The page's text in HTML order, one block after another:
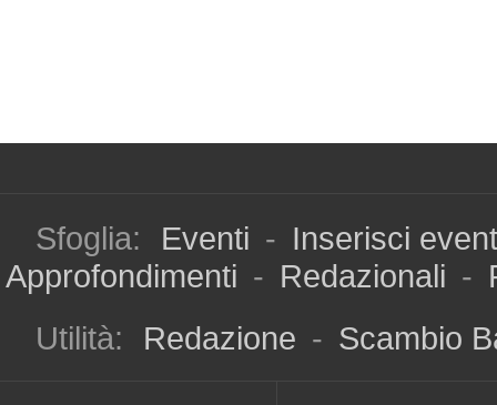
Sfoglia: Eventi - Inserisci
Approfondimenti - Redazionali -
Utilità:
Redazione - Scambio